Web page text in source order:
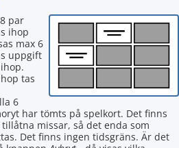
par
ihop
max 6
uppgift
tas
6
har tömts på spelkort. Det finns
missar, så det enda som
Det finns ingen tidsgräns. Är det